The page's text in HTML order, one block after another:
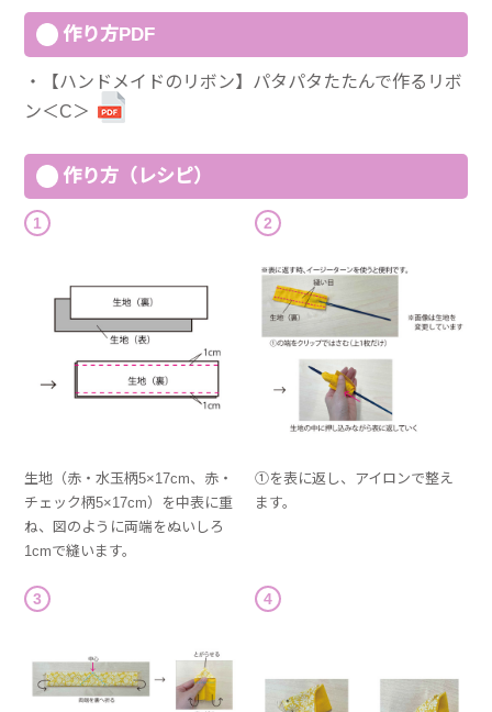
作り方PDF
【ハンドメイドのリボン】パタパタたたんで作るリボ
ン＜C＞
作り方（レシピ）
1
生地（赤・水玉柄5×17cm、赤・
チェック柄5×17cm）を中表に重
ね、図のように両端をぬいしろ
1cmで縫います。
2
①を表に返し、アイロンで整え
ます。
3 4